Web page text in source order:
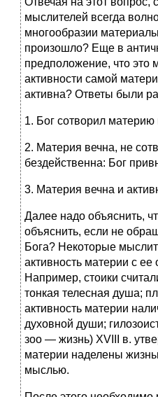
мыслителей всегда
многообразии
произошло? Еще в
предположение, что это
активности самой
активна? Ответы были
1. Бог сотворил материю
2. Материя вечна, не
бездейственна: Бог
3. Материя вечна и
Далее надо объяснить,
объяснить, если не
Бога? Некоторые
активность материи с
Например, стоики
тонкая телесная душа;
активность материи
духовной души;
зоо — жизнь) XVIII в.
материи наделены
мыслью.